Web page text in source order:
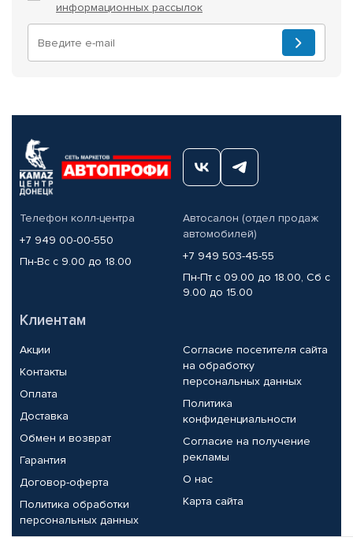
информационных рассылок
Телефон колл-центра
+7 949 00-00-550
Пн-Вс с 9.00 до 18.00
Автосалон (отдел продаж
автомобилей)
+7 949 503-45-55
Пн-Пт с 09.00 до 18.00, Сб с
9.00 до 15.00
Клиентам
Акции
Контакты
Оплата
Доставка
Обмен и возврат
Гарантия
Договор-оферта
Политика обработки
персональных данных
Согласие посетителя сайта
на обработку
персональных данных
Политика
конфиденциальности
Согласие на получение
рекламы
О нас
Карта сайта